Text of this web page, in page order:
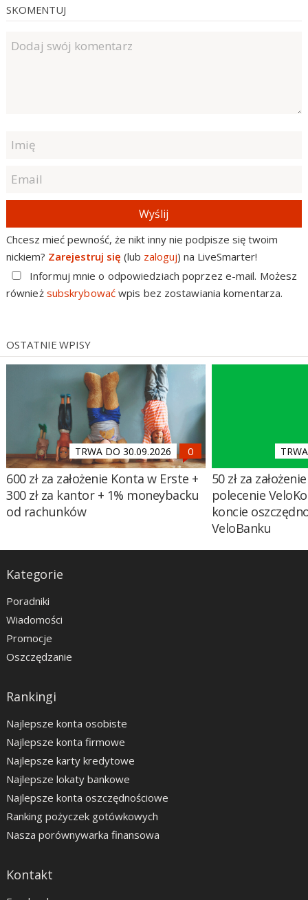
SKOMENTUJ
Wyślij
Chcesz mieć pewność, że nikt inny nie podpisze się twoim
nickiem? Zarejestruj się (lub zaloguj) na LiveSmarter!
Informuj mnie o odpowiedziach poprzez e-mail. Możesz
również subskrybowaćwpis bez zostawiania komentarza.
OSTATNIE WPISY
TRWA DO 30.09.2026
600 zł za założenie Konta w Erste +
300 zł za kantor + 1% moneybacku
od rachunków
50 zł za
polecenie
koncie
VeloBanku
Kategorie
Poradniki
Wiadomości
Promocje
Oszczędzanie
Rankingi
Najlepsze konta osobiste
Najlepsze konta firmowe
Najlepsze karty kredytowe
Najlepsze lokaty bankowe
Najlepsze konta oszczędnościowe
Ranking pożyczek gotówkowych
Nasza porównywarka finansowa
Kontakt